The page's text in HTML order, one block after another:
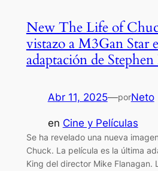
New The Life of
vistazo a M3Gan Star
adaptación de
Abr 11, 2025—porNeto
en Cine y Películas
Se ha revelado una nueva
Chuck. La película es la última
King del director Mike Flanagan.